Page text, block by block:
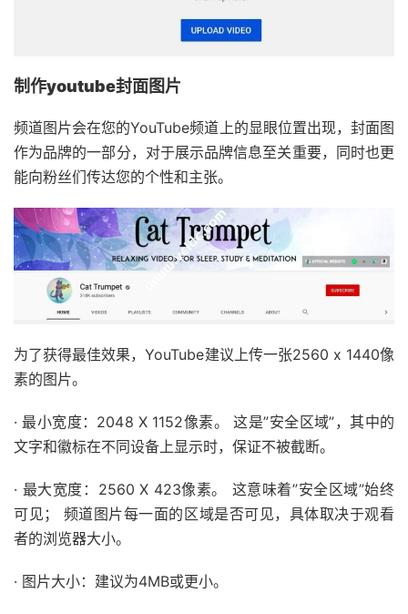
制作youtube封面图片
频道图片会在您的YouTube频道上的显眼位置出现，封面图
作为品牌的一部分，对于展示品牌信息至关重要，同时也更
能向粉丝们传达您的个性和主张。
为了获得最佳效果，YouTube建议上传一张2560 x 1440像
素的图片。
· 最小宽度：2048 X 1152像素。 这是”安全区域”，其中的
文字和徽标在不同设备上显示时，保证不被截断。
· 最大宽度：2560 X 423像素。 这意味着”安全区域”始终
可见； 频道图片每一面的区域是否可见，具体取决于观看
者的浏览器大小。
· 图片大小：建议为4MB或更小。